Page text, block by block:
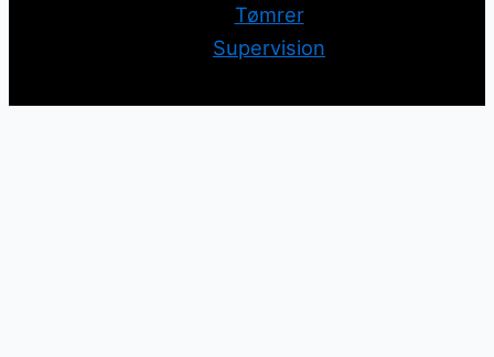
Tømrer
Supervision